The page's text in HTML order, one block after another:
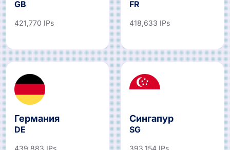
421,770 IPs 418,633 IPs
Германия
DE
439,883 IPs
Сингапур
SG
393,154 IPs